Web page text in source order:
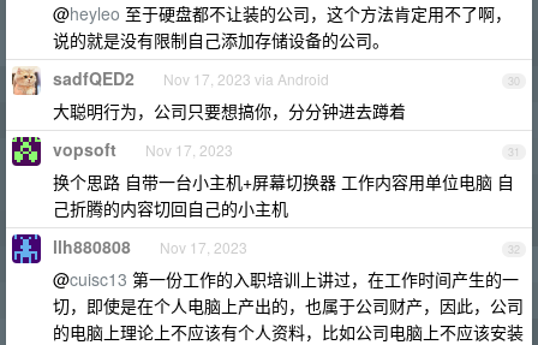
@heyleo 至于硬盘都不让装的公司，这个方法肯定用不了啊，
说的就是没有限制自己添加存储设备的公司。
30
sadfQED2 Nov 17, 2023 via Android
大聪明行为，公司只要想搞你，分分钟进去蹲着
31
vopsoft Nov 17, 2023
换个思路 自带一台小主机+屏幕切换器 工作内容用单位电脑 自
己折腾的内容切回自己的小主机
32
llh880808 Nov 17, 2023
@cuisc13 第一份工作的入职培训上讲过，在工作时间产生的一
切，即使是在个人电脑上产出的，也属于公司财产，因此，公司
的电脑上理论上不应该有个人资料，比如公司电脑上不应该安装